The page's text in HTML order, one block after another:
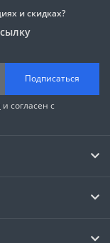
и скидках?
Подписаться
и согласен с